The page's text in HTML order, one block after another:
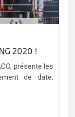
2020 !
présente les
de date,